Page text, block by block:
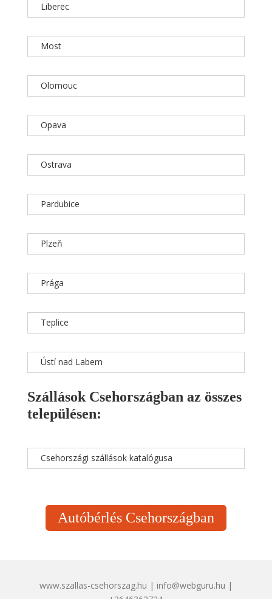
Liberec
Most
Olomouc
Opava
Ostrava
Pardubice
Plzeň
Prága
Teplice
Ústí nad Labem
Szállások Csehországban az összes
településen:
Csehországi szállások katalógusa
Autóbérlés Csehországban
www.szallas-csehorszag.hu | info@webguru.hu |